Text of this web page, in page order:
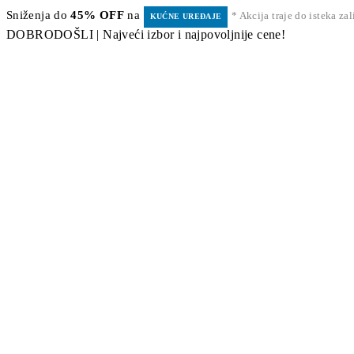
Sniženja do45% OFF na KUĆNE UREĐAJE * Akcija traje do isteka
DOBRODOŠLI | Najveći izbor i najpovoljnije cene!